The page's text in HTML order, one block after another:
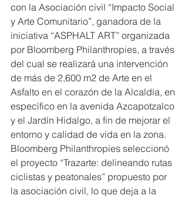
con la Asociación civil “Impacto Social
y Arte Comunitario”, ganadora de la
iniciativa “ASPHALT ART” organizada
por Bloomberg Philanthropies, a través
del cual se realizará una intervención
de más de 2,600 m2 de Arte en el
Asfalto en el corazón de la Alcaldía, en
específico en la avenida Azcapotzalco
y el Jardín Hidalgo, a fin de mejorar el
entorno y calidad de vida en la zona.
Bloomberg Philanthropies seleccionó
el proyecto “Trazarte: delineando rutas
ciclistas y peatonales” propuesto por
la asociación civil, lo que deja a la